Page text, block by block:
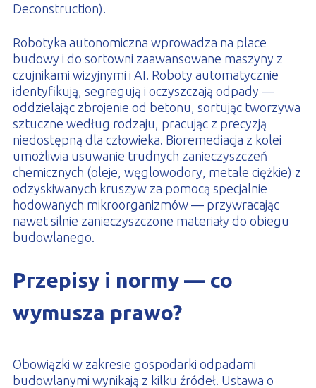
Deconstruction).
Robotyka autonomiczna wprowadza na place
budowy i do sortowni zaawansowane maszyny z
czujnikami wizyjnymi i AI. Roboty automatycznie
identyfikują, segregują i oczyszczają odpady —
oddzielając zbrojenie od betonu, sortując tworzywa
sztuczne według rodzaju, pracując z precyzją
niedostępną dla człowieka. Bioremediacja z kolei
umożliwia usuwanie trudnych zanieczyszczeń
chemicznych (oleje, węglowodory, metale ciężkie) z
odzyskiwanych kruszyw za pomocą specjalnie
hodowanych mikroorganizmów — przywracając
nawet silnie zanieczyszczone materiały do obiegu
budowlanego.
Przepisy i normy — co
wymusza prawo?
Obowiązki w zakresie gospodarki odpadami
budowlanymi wynikają z kilku źródeł. Ustawa o